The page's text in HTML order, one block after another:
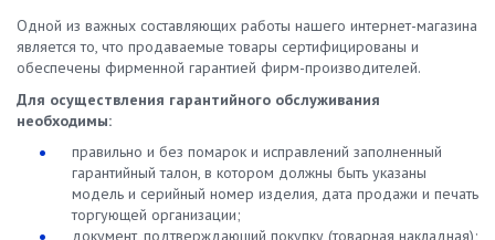
Одной из важных составляющих работы нашего интернет-магазина
является то, что продаваемые товары сертифицированы и
обеспечены фирменной гарантией фирм-производителей.
Для осуществления гарантийного обслуживания
необходимы:
правильно и без помарок и исправлений заполненный
гарантийный талон, в котором должны быть указаны
модель и серийный номер изделия, дата продажи и печать
торгующей организации;
документ, подтверждающий покупку (товарная накладная);